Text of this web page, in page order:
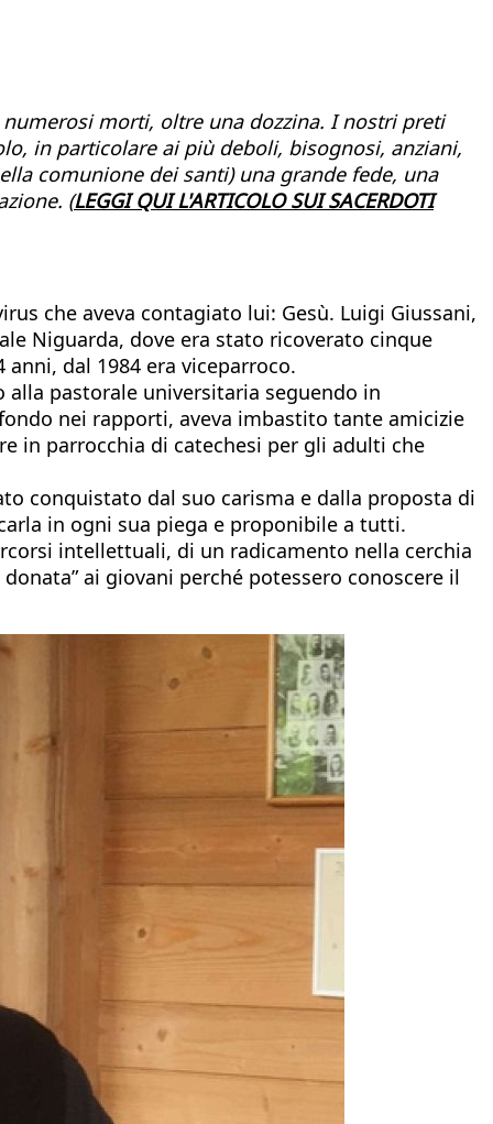
morti, oltre una dozzina. I nostri preti
in particolare ai più deboli, bisognosi, anziani,
comunione dei santi) una grande fede, una
(LEGGI QUI L'ARTICOLO SUI SACERDOTI
che aveva contagiato lui: Gesù. Luigi Giussani,
Niguarda, dove era stato ricoverato cinque
dal 1984 era viceparroco.
alla pastorale universitaria seguendo in
nei rapporti, aveva imbastito tante amicizie
in parrocchia di catechesi per gli adulti che
conquistato dal suo carisma e dalla proposta di
in ogni sua piega e proponibile a tutti.
intellettuali, di un radicamento nella cerchia
ai giovani perché potessero conoscere il